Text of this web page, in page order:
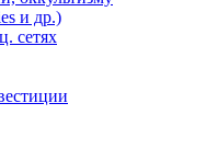
и др.)
сетях